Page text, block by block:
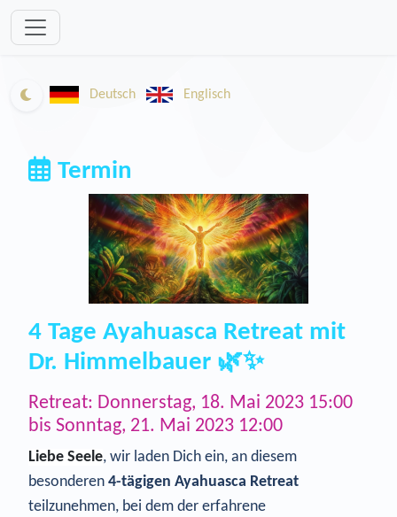
Zum Inhalt springen
In den Dunkelmodus wechseln
Deutsch Englisch
Termin
4 Tage Ayahuasca Retreat mit
Dr. Himmelbauer 🌿✨
Retreat: Donnerstag, 18. Mai 2023 15:00
bis Sonntag, 21. Mai 2023 12:00
Liebe Seele, wir laden Dich ein, an diesem
besonderen 4-tägigen Ayahuasca Retreat
teilzunehmen, bei dem der erfahrene